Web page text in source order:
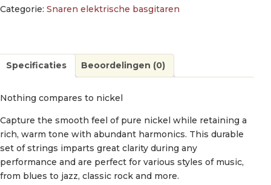
Categorie: Snaren elektrische basgitaren
Specificaties Beoordelingen (0)
Nothing compares to nickel
Capture the smooth feel of pure nickel while retaining a
rich, warm tone with abundant harmonics. This durable
set of strings imparts great clarity during any
performance and are perfect for various styles of music,
from blues to jazz, classic rock and more.